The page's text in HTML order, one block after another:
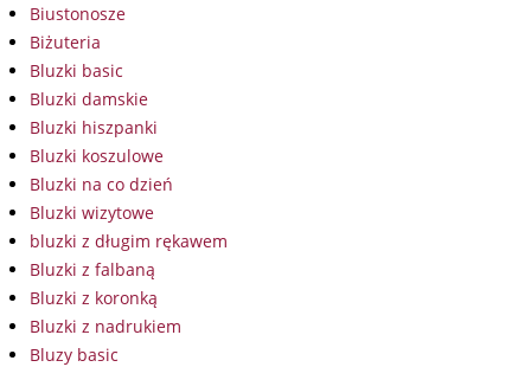
Biustonosze
Biżuteria
Bluzki basic
Bluzki damskie
Bluzki hiszpanki
Bluzki koszulowe
Bluzki na co dzień
Bluzki wizytowe
bluzki z długim rękawem
Bluzki z falbaną
Bluzki z koronką
Bluzki z nadrukiem
Bluzy basic